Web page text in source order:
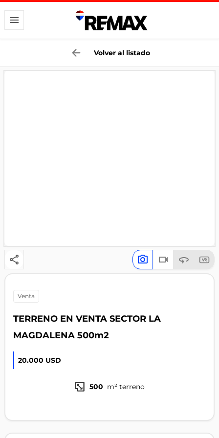
Volver al listado
venta
TERRENO EN VENTA SECTOR LA
MAGDALENA 500m2
20.000 USD
500 m² terreno